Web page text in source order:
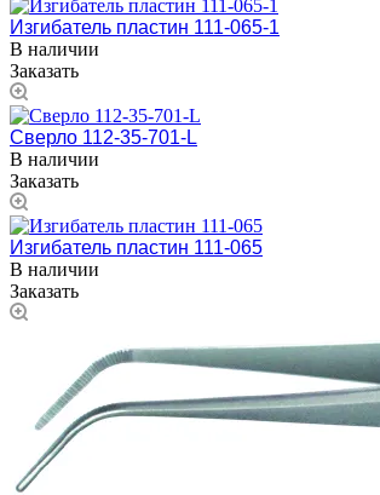
Изгибатель пластин 111-065-1
В наличии
Заказать
Сверло 112-35-701-L
В наличии
Заказать
Изгибатель пластин 111-065
В наличии
Заказать